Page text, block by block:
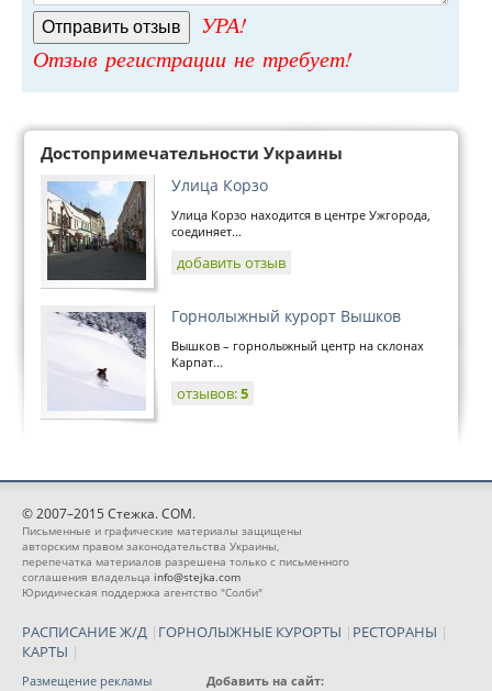
УРА!
Отзыв регистрации не требует!
Достопримечательности Украины
Улица Корзо
Улица Корзо находится в центре Ужгорода,
соединяет...
добавить отзыв
Горнолыжный курорт Вышков
Вышков – горнолыжный центр на склонах
Карпат...
отзывов:5
© 2007–2015 Стежка. COM.
Письменные и графические материалы защищены
авторским правом законодательства Украины,
перепечатка материалов разрешена только с письменного
соглашения владельца info@stejka.com
Юридическая поддержка агентство "Солби"
РАСПИСАНИЕ Ж/Д | ГОРНОЛЫЖНЫЕ КУРОРТЫ | РЕСТОРАНЫ |
КАРТЫ |
Размещение рекламы
Добавить на сайт: